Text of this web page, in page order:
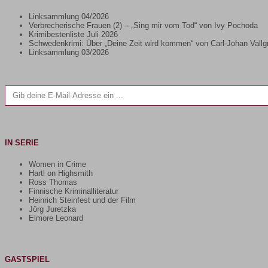
Linksammlung 04/2026
Verbrecherische Frauen (2) – „Sing mir vom Tod“ von Ivy Pochoda
Krimibestenliste Juli 2026
Schwedenkrimi: Über „Deine Zeit wird kommen“ von Carl-Johan
Linksammlung 03/2026
Gib deine E-Mail-Adresse ein ...
IN SERIE
Women in Crime
Hartl on Highsmith
Ross Thomas
Finnische Kriminalliteratur
Heinrich Steinfest und der Film
Jörg Juretzka
Elmore Leonard
GASTSPIEL